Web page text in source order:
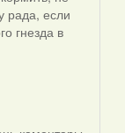
рада, если
гнезда в